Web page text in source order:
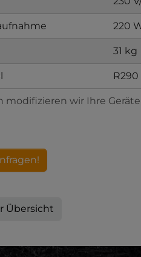
modifizieren wir Ihre
220
31 kg
R290
Übersicht